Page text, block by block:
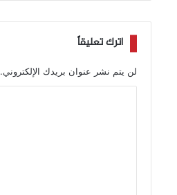
اترك تعليقاً
لن يتم نشر عنوان بريدك الإلكتروني.